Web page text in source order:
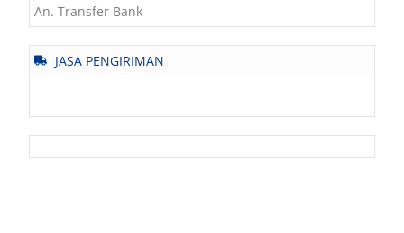
An. Transfer Bank
JASA PENGIRIMAN